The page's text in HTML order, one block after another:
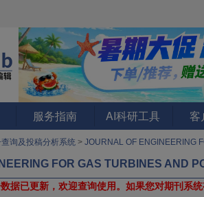
服务指南 AI科研工具 客
询及投稿分析系统 > JOURNAL OF ENGINEERING
FOR GAS TURBINES AND
据已更新，欢迎查询使用。 如果您对期刊系